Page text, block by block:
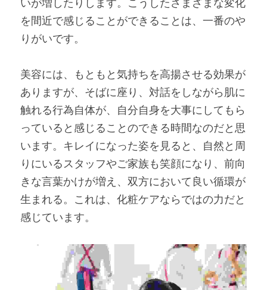
いが増したりします。こうしたさまざまな変化
を間近で感じることができることは、一番のや
りがいです。
美容には、もともと気持ちを高揚させる効果が
ありますが、そばに座り、対話をしながら肌に
触れる行為自体が、自分自身を大事にしてもら
っていると感じることのできる時間なのだと思
います。キレイになった姿を見ると、自然と周
りにいるスタッフやご家族も笑顔になり、前向
きな言葉かけが増え、双方において良い循環が
生まれる。これは、化粧ケアならではの力だと
感じています。